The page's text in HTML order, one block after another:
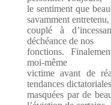
le sentiment que
savamment entretenu,
couplé à
déchéance de nos
fonctions.
moi-même
victime avant de
tendances dictatoriales
masquées par de